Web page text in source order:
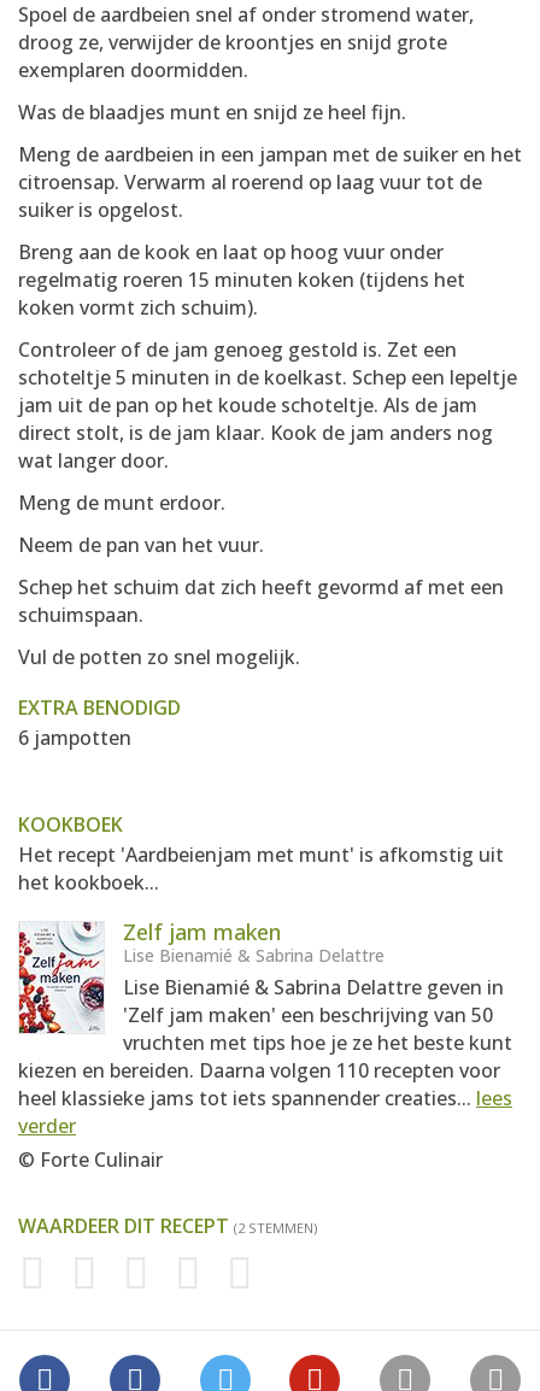
Spoel de aardbeien snel af onder stromend water,
droog ze, verwijder de kroontjes en snijd grote
exemplaren doormidden.
Was de blaadjes munt en snijd ze heel fijn.
Meng de aardbeien in een jampan met de suiker en het
citroensap. Verwarm al roerend op laag vuur tot de
suiker is opgelost.
Breng aan de kook en laat op hoog vuur onder
regelmatig roeren 15 minuten koken (tijdens het
koken vormt zich schuim).
Controleer of de jam genoeg gestold is. Zet een
schoteltje 5 minuten in de koelkast. Schep een lepeltje
jam uit de pan op het koude schoteltje. Als de jam
direct stolt, is de jam klaar. Kook de jam anders nog
wat langer door.
Meng de munt erdoor.
Neem de pan van het vuur.
Schep het schuim dat zich heeft gevormd af met een
schuimspaan.
Vul de potten zo snel mogelijk.
EXTRA BENODIGD
6 jampotten
KOOKBOEK
Het recept 'Aardbeienjam met munt' is afkomstig uit
het kookboek...
Zelf jam maken
Lise Bienamié & Sabrina Delattre
Lise Bienamié & Sabrina Delattre geven in
'Zelf jam maken' een beschrijving van 50
vruchten met tips hoe je ze het beste kunt
kiezen en bereiden. Daarna volgen 110 recepten voor
heel klassieke jams tot iets spannender creaties... lees
verder
© Forte Culinair
WAARDEER DIT RECEPT (2 STEMMEN)